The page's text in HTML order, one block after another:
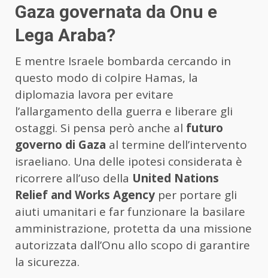
Gaza governata da Onu e
Lega Araba?
E mentre Israele bombarda cercando in
questo modo di colpire Hamas, la
diplomazia lavora per evitare
l’allargamento della guerra e liberare gli
ostaggi. Si pensa però anche al futuro
governo di Gaza al termine dell’intervento
israeliano. Una delle ipotesi considerata è
ricorrere all’uso della United Nations
Relief and Works Agency per portare gli
aiuti umanitari e far funzionare la basilare
amministrazione, protetta da una missione
autorizzata dall’Onu allo scopo di garantire
la sicurezza.